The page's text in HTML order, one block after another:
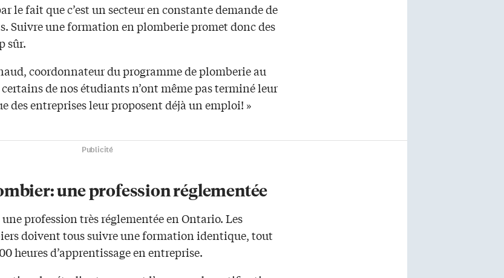
le fait que c’est un secteur en constante demande de
Suivre une formation en plomberie promet donc des
sûr.
coordonnateur du programme de plomberie au
certains de nos étudiants n’ont même pas terminé leur
des entreprises leur proposent déjà un emploi! »
Publicité
une profession réglementée
profession très réglementée en Ontario. Les
doivent tous suivre une formation identique, tout
heures d’apprentissage en entreprise.